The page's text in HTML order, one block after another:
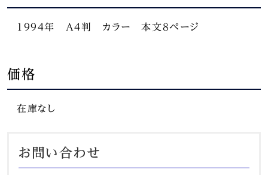
1994年 A4判 カラー 本文8ページ
価格
在庫なし
お問い合わせ